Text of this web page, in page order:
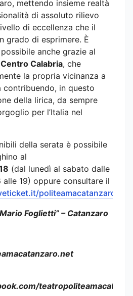
mettendo insieme realtà
di assoluto rilievo
di eccellenza che il
grado di esprimere. È
possibile anche grazie al
Calabria, che
la propria vicinanza a
in questo
della lirica, da sempre
per l’Italia nel
della serata è possibile
al
(dal lunedì al sabato dalle
alle 19) oppure consultare il
politeamacatanzaro
Foglietti” – Catanzaro